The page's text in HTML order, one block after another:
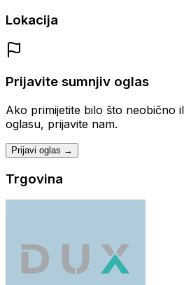
Lokacija
Prijavite sumnjiv oglas
Ako primijetite bilo što neobično
oglasu, prijavite nam.
Prijavi oglas →
Trgovina